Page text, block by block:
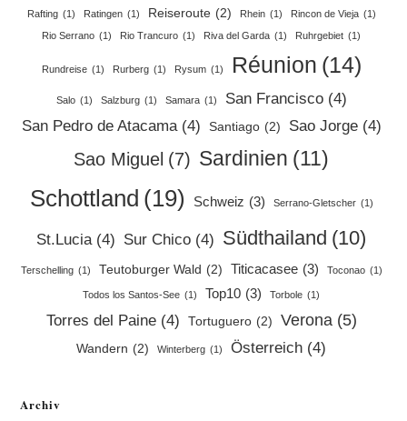
Rafting (1) Ratingen (1) Reiseroute (2) Rhein (1) Rincon de Vieja (1)
Rio Serrano (1) Rio Trancuro (1) Riva del Garda (1) Ruhrgebiet (1)
Rundreise (1) Rurberg (1) Rysum (1) Réunion (14)
Salo (1) Salzburg (1) Samara (1) San Francisco (4)
San Pedro de Atacama (4) Santiago (2) Sao Jorge (4)
Sao Miguel (7) Sardinien (11)
Schottland (19) Schweiz (3) Serrano-Gletscher (1)
St.Lucia (4) Sur Chico (4) Südthailand (10)
Terschelling (1) Teutoburger Wald (2) Titicacasee (3) Toconao (1)
Todos los Santos-See (1) Top10 (3) Torbole (1)
Torres del Paine (4) Tortuguero (2) Verona (5)
Wandern (2) Winterberg (1) Österreich (4)
Archiv